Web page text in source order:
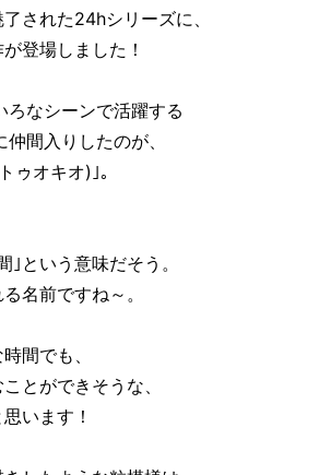
された24hシリーズに、
登場しました！
ろなシーンで活躍する
間入りしたのが、
ゥオキオ)｣。
｣という意味だそう。
名前ですね～。
間でも、
とができそうな、
います！